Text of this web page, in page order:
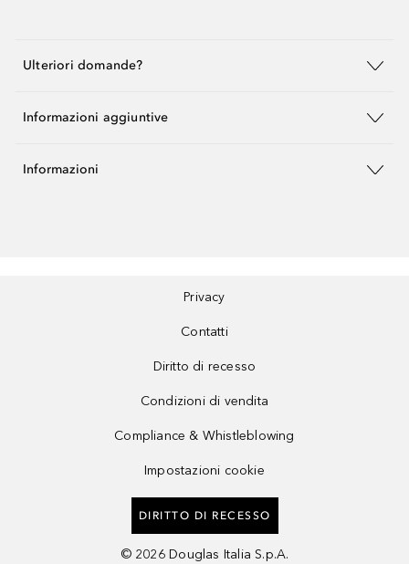
Ulteriori domande?
Informazioni aggiuntive
Informazioni
Privacy
Contatti
Diritto di recesso
Condizioni di vendita
Compliance & Whistleblowing
Impostazioni cookie
DIRITTO DI RECESSO
© 2026 Douglas Italia S.p.A.